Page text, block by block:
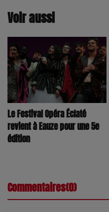
Voir aussi
Le Festival Opéra Éclaté
revient à Eauze pour une 5e
édition
Commentaires(0)